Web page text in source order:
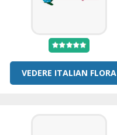
VEDERE ITALIAN FLORA